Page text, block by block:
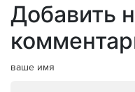
Добавить
ваше имя